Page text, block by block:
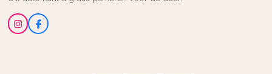
I
n
F
a